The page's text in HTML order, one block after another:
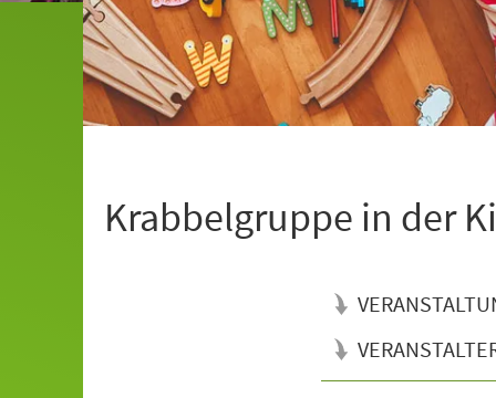
Krabbelgruppe in der